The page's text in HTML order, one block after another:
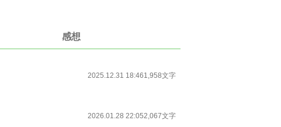
感想
2025.12.31 18:461,958文字
2026.01.28 22:052,067文字